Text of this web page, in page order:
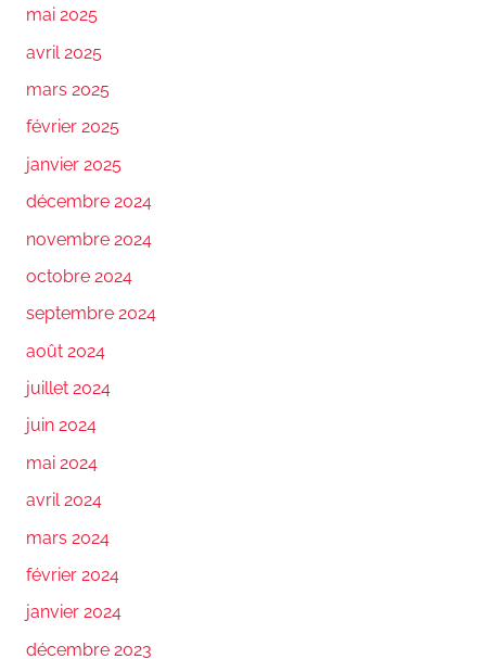
mai 2025
avril 2025
mars 2025
février 2025
janvier 2025
décembre 2024
novembre 2024
octobre 2024
septembre 2024
août 2024
juillet 2024
juin 2024
mai 2024
avril 2024
mars 2024
février 2024
janvier 2024
décembre 2023